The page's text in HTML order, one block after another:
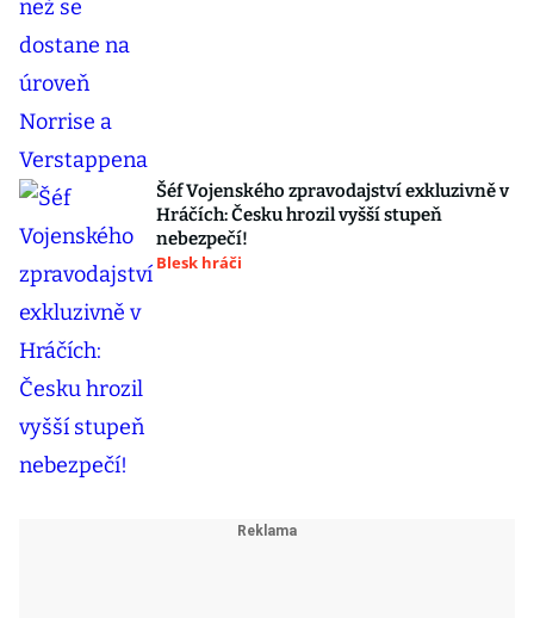
Šéf Vojenského zpravodajství exkluzivně v
Hráčích: Česku hrozil vyšší stupeň
nebezpečí!
Blesk hráči